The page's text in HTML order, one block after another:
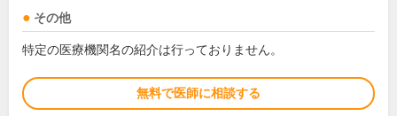
その他
特定の医療機関名の紹介は行っておりません。
無料で医師に相談する